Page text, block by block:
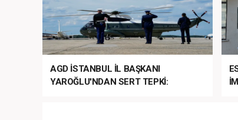
AGD İSTANBUL İL BAŞKANI
YAROĞLU'NDAN SERT TEPKİ: